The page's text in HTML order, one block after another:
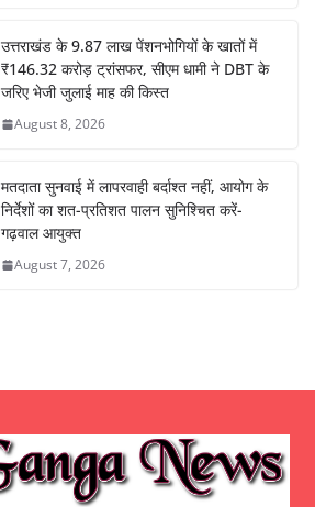
उत्तराखंड के 9.87 लाख पेंशनभोगियों के खातों में
₹146.32 करोड़ ट्रांसफर, सीएम धामी ने DBT के
जरिए भेजी जुलाई माह की किस्त
August 8, 2026
मतदाता सुनवाई में लापरवाही बर्दाश्त नहीं, आयोग के
निर्देशों का शत-प्रतिशत पालन सुनिश्चित करें-
गढ़वाल आयुक्त
August 7, 2026